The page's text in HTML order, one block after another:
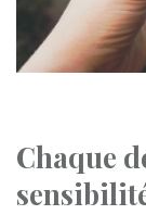
Chaque